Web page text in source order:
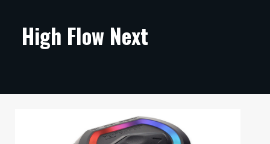
ARTIKKELIT
TECHBBS
High Flow Next